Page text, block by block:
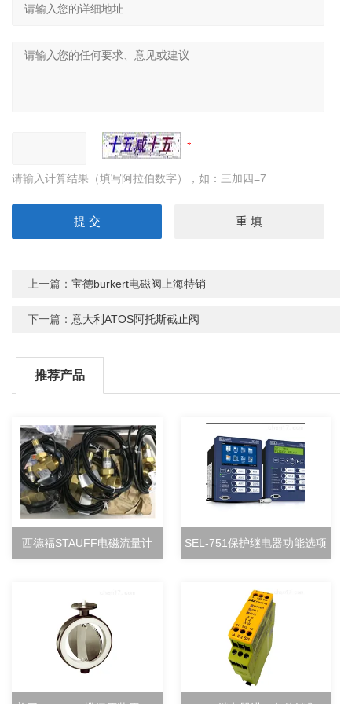
请输入计算结果（填写阿拉伯数字），如：三加四=7
上一篇：宝德burkert电磁阀上海特销
下一篇：意大利ATOS阿托斯截止阀
推荐产品
西德福STAUFF电磁流量计 SEL-751保护继电器功能选项